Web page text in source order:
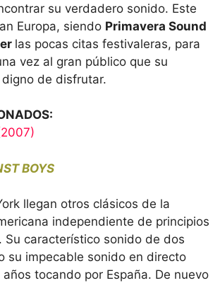
su verdadero sonido. Este
Europa, siendo Primavera Sound
las pocas citas festivaleras, para
vez al gran público que su
de disfrutar.
BOYS
llegan otros clásicos de la
independiente de principios
Su característico sonido de dos
su impecable sonido en directo
tocando por España. De nuevo